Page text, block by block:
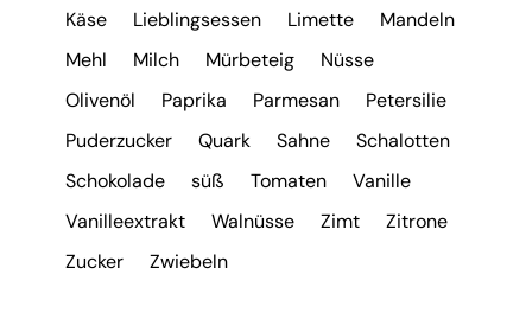
Käse
Lieblingsessen Limette
Mandeln
Mehl
Milch Mürbeteig
Nüsse
Olivenöl
Paprika Parmesan
Petersilie
Puderzucker
Quark Sahne
Schalotten
Schokolade
süß Tomaten
Vanille
Vanilleextrakt
Walnüsse Zimt
Zitrone
Zucker
Zwiebeln